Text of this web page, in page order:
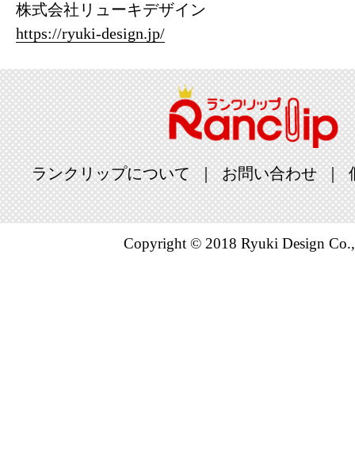
株式会社リューキデザイン
https://ryuki-design.jp/
ランクリップについて お問い合わせ
Copyright © 2018 Ryuki Design